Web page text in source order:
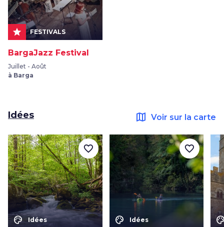
star FESTIVALS
BargaJazz Festival
Juillet - Août
à Barga
Idées map Voir sur la carte
color_lens Idées
favorite_border
color_lens Idées
favorite_border